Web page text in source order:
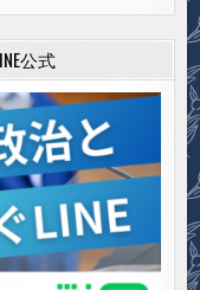
公式